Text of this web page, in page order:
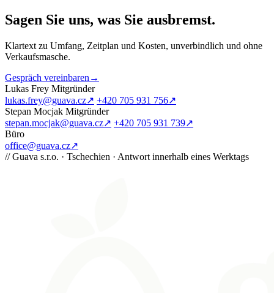
Sagen Sie uns, was Sie ausbremst.
Klartext zu Umfang, Zeitplan und Kosten, unverbindlich und ohne
Verkaufsmasche.
Gespräch vereinbaren →
Lukas Frey Mitgründer
lukas.frey@guava.cz↗ +420 705 931 756↗
Stepan Mocjak Mitgründer
stepan.mocjak@guava.cz↗ +420 705 931 739↗
Büro
office@guava.cz↗
// Guava s.r.o. · Tschechien · Antwort innerhalb eines Werktags